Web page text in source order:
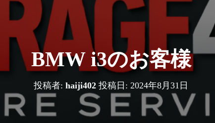
BMW i3のお客様
投稿者: haiji402 投稿日: 2024年8月31日